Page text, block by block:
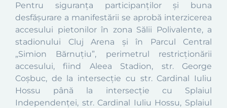
Pentru siguranţa participanţilor şi buna
desfăşurare a manifestării se aprobă interzicerea
accesului pietonilor în zona Sălii Polivalente, a
stadionului Cluj Arena și în Parcul Central
„Simion Bărnuţiu”, perimetrul restricţionării
accesului, fiind Aleea Stadion, str. George
Coşbuc, de la intersecție cu str. Cardinal Iuliu
Hossu până la intersecție cu Splaiul
Independenței, str. Cardinal Iuliu Hossu, Splaiul